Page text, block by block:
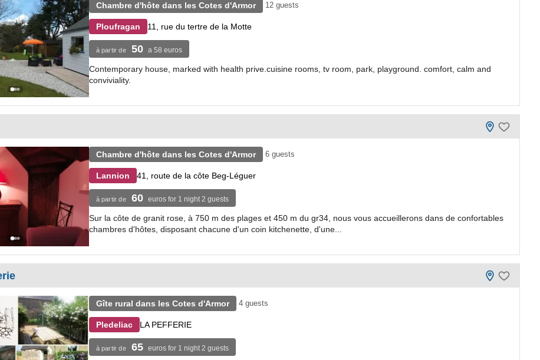
Chambre d'hôte dans les Cotes d'Armor 12 guests
Ploufragan 11, rue du tertre de la Motte
à partir de 50 a 58 euros
Contemporary house, marked with health prive.cuisine rooms, tv room, park, playground. comfort, calm and
conviviality.
Chambre d'hôte dans les Cotes d'Armor 6 guests
Lannion 41, route de la côte Beg-Léguer
à partir de 60 euros for 1 night 2 guests
Sur la côte de granit rose, à 750 m des plages et 450 m du gr34, nous vous accueillerons dans de confortables
chambres d'hôtes, disposant chacune d'un coin kitchenette, d'une...
Gîte rural dans les Cotes d'Armor 4 guests
Pledeliac LA PEFFERIE
à partir de 65 euros for 1 night 2 guests